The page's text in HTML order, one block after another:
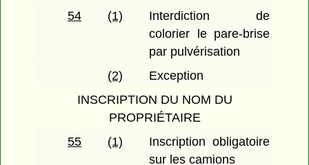
54
(1)
Interdiction de
colorier le pare-brise
par pulvérisation
(2)
Exception
INSCRIPTION DU NOM DU
PROPRIÉTAIRE
55
(1)
Inscription obligatoire
sur les camions